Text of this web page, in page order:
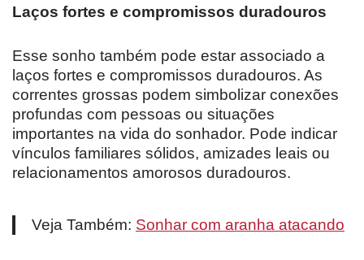
Laços fortes e compromissos duradouros
Esse sonho também pode estar associado a
laços fortes e compromissos duradouros. As
correntes grossas podem simbolizar conexões
profundas com pessoas ou situações
importantes na vida do sonhador. Pode indicar
vínculos familiares sólidos, amizades leais ou
relacionamentos amorosos duradouros.
Veja Também: Sonhar com aranha atacando